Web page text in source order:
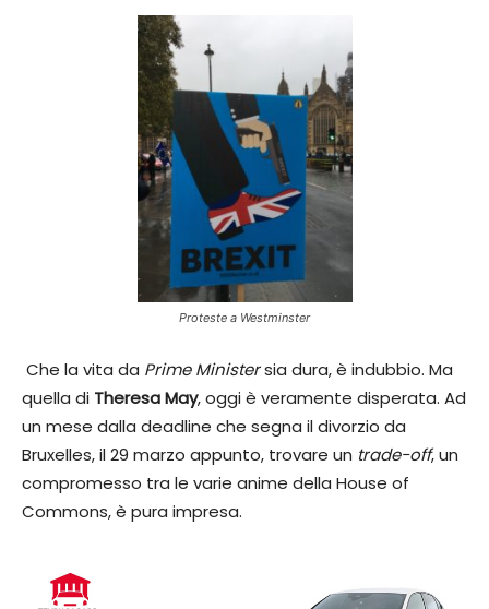
Proteste a Westminster
Che la vita da Prime Ministersia dura, è indubbio. Ma
quella di Theresa May, oggi è veramente disperata. Ad
un mese dalla deadline che segna il divorzio da
Bruxelles, il 29 marzo appunto, trovare un trade-off, un
compromesso tra le varie anime della House of
Commons, è pura impresa.